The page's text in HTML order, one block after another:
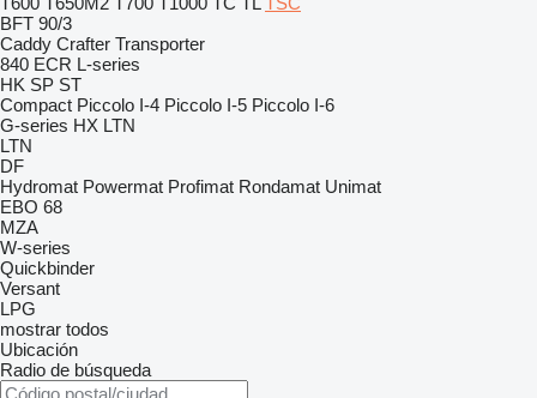
BFT 90/3
Caddy Crafter Transporter
840 ECR L-series
HK SP ST
Compact Piccolo I-4 Piccolo I-5 Piccolo I-6
G-series HX LTN
LTN
DF
Hydromat Powermat Profimat Rondamat Unimat
EBO 68
MZA
W-series
Quickbinder
Versant
LPG
mostrar todos
Ubicación
Radio de búsqueda